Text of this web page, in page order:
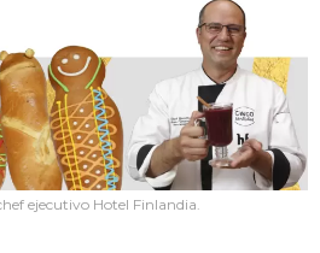
ejecutivo Hotel Finlandia.